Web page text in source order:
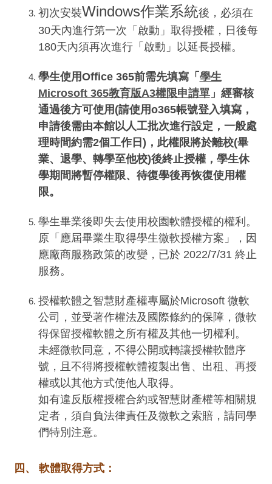
初次安裝Windows作業系統後，必須在
30天內進行第一次「啟動」取得授權，日後每
180天內須再次進行「啟動」以延長授權。
學生使用Office 365前需先填寫「 學生
Microsoft 365教育版A3權限申請單」經審核
通過後方可使用(請使用o365帳號登入填寫，
申請後需由本館以人工批次進行設定，一般處
理時間約需2個工作日)，此權限將於離校(畢
業、退學、轉學至他校)後終止授權，學生休
學期間將暫停權限、待復學後再恢復使用權
限。
學生畢業後即失去使用校園軟體授權的權利。
原「應屆畢業生取得學生微軟授權方案」，因
應廠商服務政策的改變，已於 2022/7/31 終止
服務。
授權軟體之智慧財產權專屬於Microsoft 微軟
公司，並受著作權法及國際條約的保障，微軟
得保留授權軟體之所有權及其他一切權利。
未經微軟同意，不得公開或轉讓授權軟體序
號，且不得將授權軟體複製出售、出租、再授
權或以其他方式使他人取得。
如有違反版權授權合約或智慧財產權等相關規
定者，須自負法律責任及微軟之索賠，請同學
們特別注意。
四、 軟體取得方式：